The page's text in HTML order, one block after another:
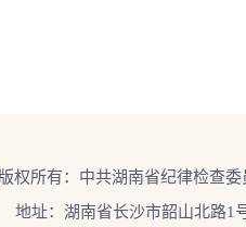
版权所有：中共湖南省纪律检查
地址：湖南省长沙市韶山北路